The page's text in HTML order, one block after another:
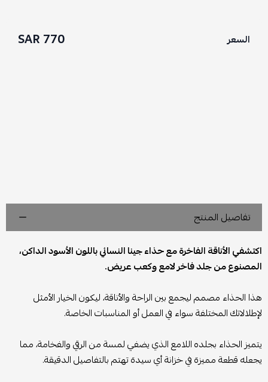
السعر 770 SAR
تفاصيل المنتج
اكتشفي الأناقة الفاخرة مع حذاء جينا النسائي باللون الأسود الداكن،
المصنوع من جلد فاخر لامع وكعب عريض.
هذا الحذاء مصمم ليجمع بين الراحة والأناقة، ليكون الخيار الأمثل
لإطلالاتك المختلفة سواء في العمل أو المناسبات الخاصة.
يتميز الحذاء بجلده اللامع الذي يضفي لمسة من الرقي والفخامة، مما
يجعله قطعة مميزة في خزانة أي سيدة تهتم بالتفاصيل الدقيقة.